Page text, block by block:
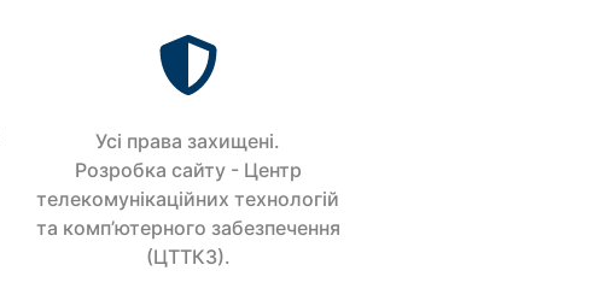
Усi права захищенi.
Розробка сайту - Центр
телекомунікаційних технологій
та комп’ютерного забезпечення
(ЦТТКЗ).